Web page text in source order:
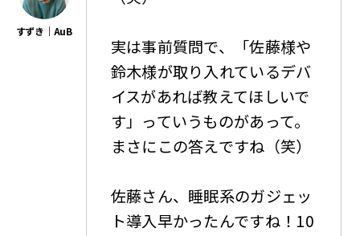
実は事前質問で、「佐藤様や
鈴木様が取り入れているデバ
イスがあれば教えてほしいで
す」っていうものがあって。
まさにこの答えですね（笑）
佐藤さん、睡眠系のガジェッ
ト導入早かったんですね！10